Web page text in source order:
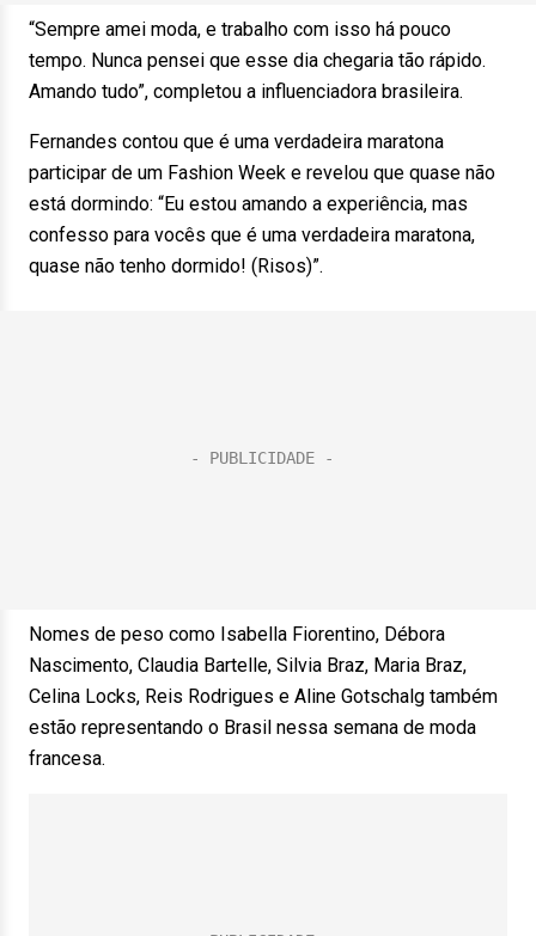
“Sempre amei moda, e trabalho com isso há pouco
tempo. Nunca pensei que esse dia chegaria tão rápido.
Amando tudo”, completou a influenciadora brasileira.
Fernandes contou que é uma verdadeira maratona
participar de um Fashion Week e revelou que quase não
está dormindo: “Eu estou amando a experiência, mas
confesso para vocês que é uma verdadeira maratona,
quase não tenho dormido! (Risos)”.
Nomes de peso como Isabella Fiorentino, Débora
Nascimento, Claudia Bartelle, Silvia Braz, Maria Braz,
Celina Locks, Reis Rodrigues e Aline Gotschalg também
estão representando o Brasil nessa semana de moda
francesa.